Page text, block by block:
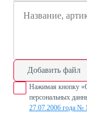
Добавить файл
Нажимая кнопку
персональных
27.07.2006 года №